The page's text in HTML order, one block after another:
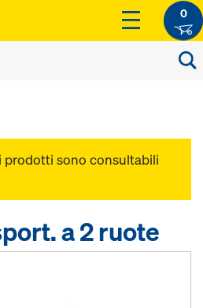
0
prodotti sono consultabili
a 2 ruote